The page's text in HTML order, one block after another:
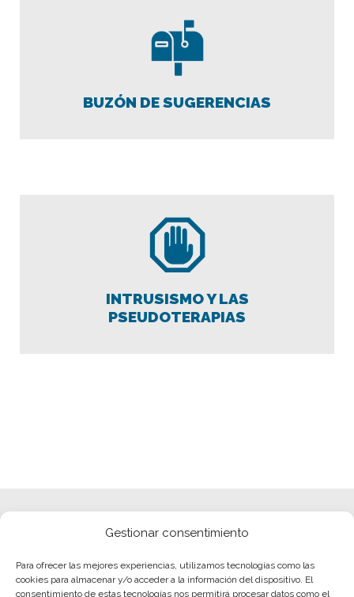
Gestionar consentimiento
Para ofrecer las mejores experiencias, utilizamos tecnologías como las
cookies para almacenar y/o acceder a la información del dispositivo. El
consentimiento de estas tecnologías nos permitirá procesar datos como el
BUZÓN DE SUGERENCIAS
INTRUSISMO Y LAS
PSEUDOTERAPIAS